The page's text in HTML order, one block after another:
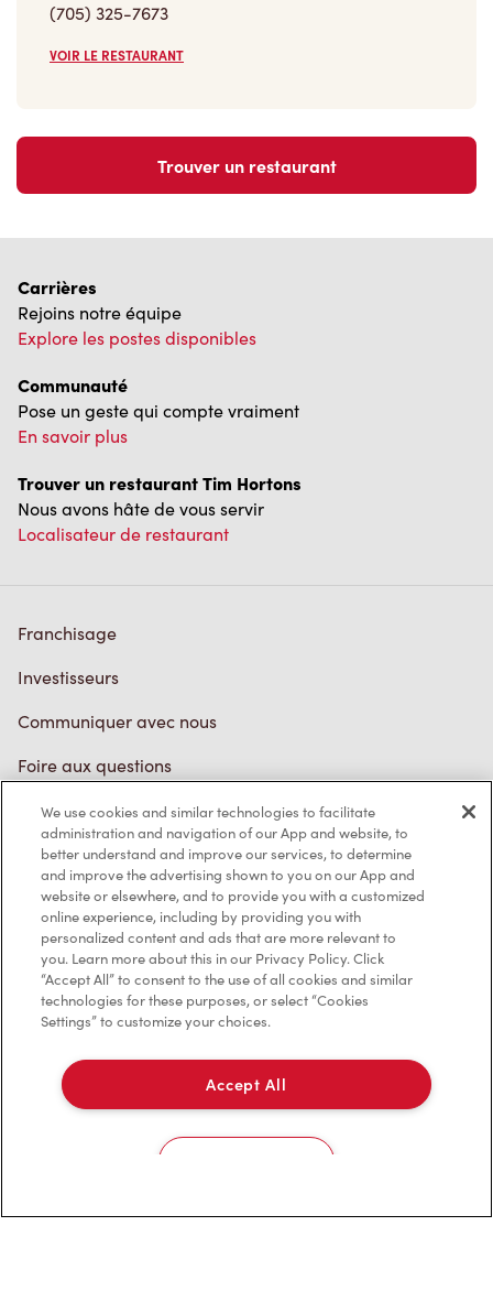
(705) 325-7673
VOIR LE RESTAURANT
Trouver un restaurant
Carrières
Rejoins notre équipe
Explore les postes disponibles
Communauté
Pose un geste qui compte vraiment
En savoir plus
Trouver un restaurant Tim Hortons
Nous avons hâte de vous servir
Localisateur de restaurant
Franchisage
Investisseurs
Communiquer avec nous
Foire aux questions
Politique de confidentialité
Conditions de service
Marques de commerce
Accessibilité
Diagnostic
Contactez-nous
We use cookies and similar technologies to facilitate
administration and navigation of our App and website, to
better understand and improve our services, to determine
and improve the advertising shown to you on our App and
website or elsewhere, and to provide you with a customized
online experience, including by providing you with
personalized content and ads that are more relevant to
you. Learn more about this in our Privacy Policy. Click
“Accept All” to consent to the use of all cookies and similar
technologies for these purposes, or select “Cookies
Settings” to customize your choices.
Accept All